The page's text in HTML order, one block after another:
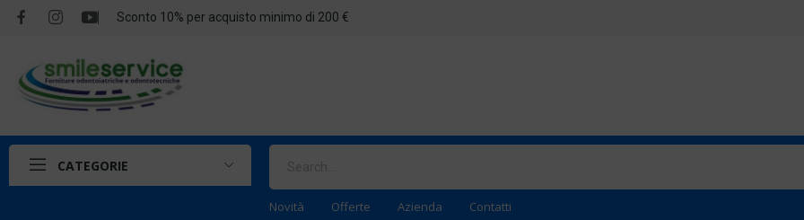
Sconto 10% per acquisto minimo di 200 €
CATEGORIE
Novità Offerte Azienda Contatti